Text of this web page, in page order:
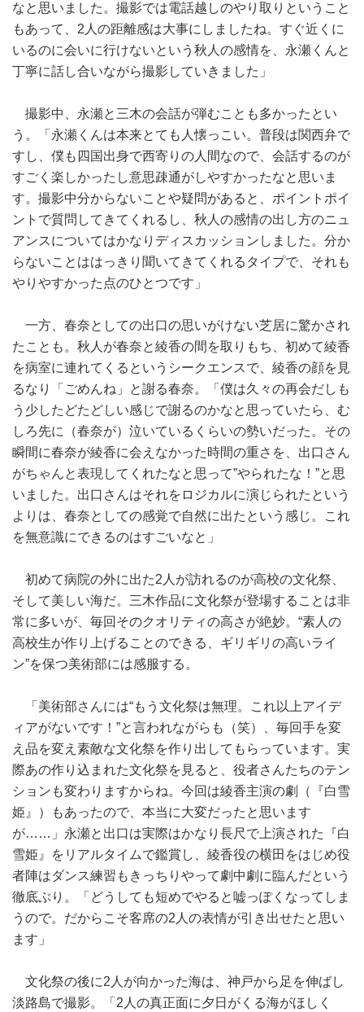
なと思いました。撮影では電話越しのやり取りということ
もあって、2人の距離感は大事にしましたね。すぐ近くに
いるのに会いに行けないという秋人の感情を、永瀬くんと
丁寧に話し合いながら撮影していきました」
撮影中、永瀬と三木の会話が弾むことも多かったとい
う。「永瀬くんは本来とても人懐っこい。普段は関西弁で
すし、僕も四国出身で西寄りの人間なので、会話するのが
すごく楽しかったし意思疎通がしやすかったなと思いま
す。撮影中分からないことや疑問があると、ポイントポイ
ントで質問してきてくれるし、秋人の感情の出し方のニュ
アンスについてはかなりディスカッションしました。分か
らないことははっきり聞いてきてくれるタイプで、それも
やりやすかった点のひとつです」
一方、春奈としての出口の思いがけない芝居に驚かされ
たことも。秋人が春奈と綾香の間を取りもち、初めて綾香
を病室に連れてくるというシークエンスで、綾香の顔を見
るなり「ごめんね」と謝る春奈。「僕は久々の再会だしも
う少したどたどしい感じで謝るのかなと思っていたら、む
しろ先に（春奈が）泣いているくらいの勢いだった。その
瞬間に春奈が綾香に会えなかった時間の重さを、出口さん
がちゃんと表現してくれたなと思って”やられたな！”と思
いました。出口さんはそれをロジカルに演じられたという
よりは、春奈としての感覚で自然に出たという感じ。これ
を無意識にできるのはすごいなと」
初めて病院の外に出た2人が訪れるのが高校の文化祭、
そして美しい海だ。三木作品に文化祭が登場することは非
常に多いが、毎回そのクオリティの高さが絶妙。“素人の
高校生が作り上げることのできる、ギリギリの高いライ
ン”を保つ美術部には感服する。
「美術部さんには“もう文化祭は無理。これ以上アイデ
ィアがないです！”と言われながらも（笑）、毎回手を変
え品を変え素敵な文化祭を作り出してもらっています。実
際あの作り込まれた文化祭を見ると、役者さんたちのテン
ションも変わりますからね。今回は綾香主演の劇（『白雪
姫』）もあったので、本当に大変だったと思います
が……」永瀬と出口は実際はかなり長尺で上演された『白
雪姫』をリアルタイムで鑑賞し、綾香役の横田をはじめ役
者陣はダンス練習もきっちりやって劇中劇に臨んだという
徹底ぶり。「どうしても短めでやると嘘っぽくなってしま
うので。だからこそ客席の2人の表情が引き出せたと思い
ます」
文化祭の後に2人が向かった海は、神戸から足を伸ばし
淡路島で撮影。「2人の真正面に夕日がくる海がほしく